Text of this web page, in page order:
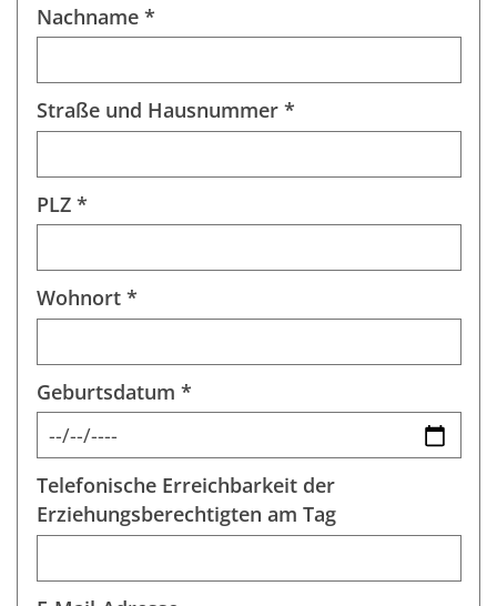
Nachname *
Straße und Hausnummer *
PLZ *
Wohnort *
Geburtsdatum *
Telefonische Erreichbarkeit der
Erziehungsberechtigten am Tag